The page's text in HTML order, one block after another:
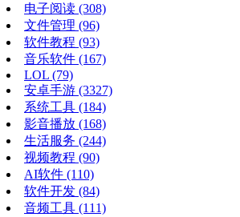
电子阅读 (308)
文件管理 (96)
软件教程 (93)
音乐软件 (167)
LOL (79)
安卓手游 (3327)
系统工具 (184)
影音播放 (168)
生活服务 (244)
视频教程 (90)
AI软件 (110)
软件开发 (84)
音频工具 (111)